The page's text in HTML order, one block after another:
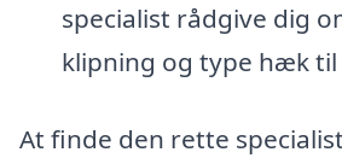
specialist rådgive dig
klipning og type hæk
At finde den rette